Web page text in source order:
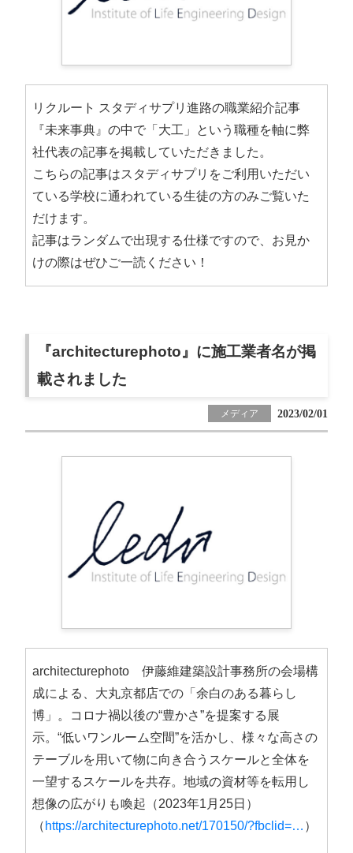
リクルート スタディサプリ進路の職業紹介記事
『未来事典』の中で「大工」という職種を軸に弊
社代表の記事を掲載していただきました。
こちらの記事はスタディサプリをご利用いただい
ている学校に通われている生徒の方のみご覧いた
だけます。
記事はランダムで出現する仕様ですので、お見か
けの際はぜひご一読ください！
『architecturephoto』に施工業者名が掲
載されました
メディア 2023/02/01
architecturephoto 伊藤維建築設計事務所の会場構
成による、大丸京都店での「余白のある暮らし
博」。コロナ禍以後の“豊かさ”を提案する展
示。“低いワンルーム空間”を活かし、様々な高さの
テーブルを用いて物に向き合うスケールと全体を
一望するスケールを共存。地域の資材等を転用し
想像の広がりも喚起（2023年1月25日）
（ https://architecturephoto.net/170150/?fbclid=… ）